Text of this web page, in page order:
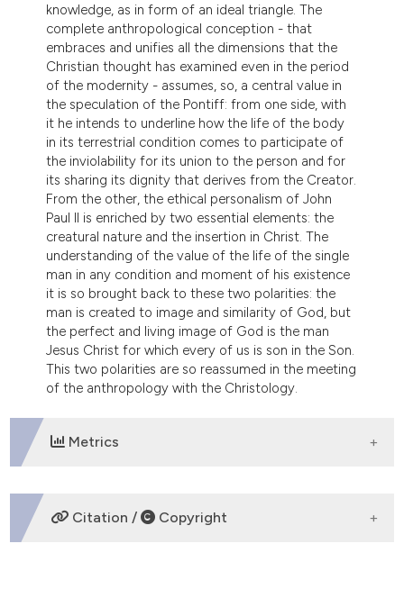
knowledge, as in form of an ideal triangle. The
complete anthropological conception - that
embraces and unifies all the dimensions that the
Christian thought has examined even in the period
of the modernity - assumes, so, a central value in
the speculation of the Pontiff: from one side, with
it he intends to underline how the life of the body
in its terrestrial condition comes to participate of
the inviolability for its union to the person and for
its sharing its dignity that derives from the Creator.
From the other, the ethical personalism of John
Paul II is enriched by two essential elements: the
creatural nature and the insertion in Christ. The
understanding of the value of the life of the single
man in any condition and moment of his existence
it is so brought back to these two polarities: the
man is created to image and similarity of God, but
the perfect and living image of God is the man
Jesus Christ for which every of us is son in the Son.
This two polarities are so reassumed in the meeting
of the anthropology with the Christology.
Metrics
DOWNLOADS
Citation / Copyright